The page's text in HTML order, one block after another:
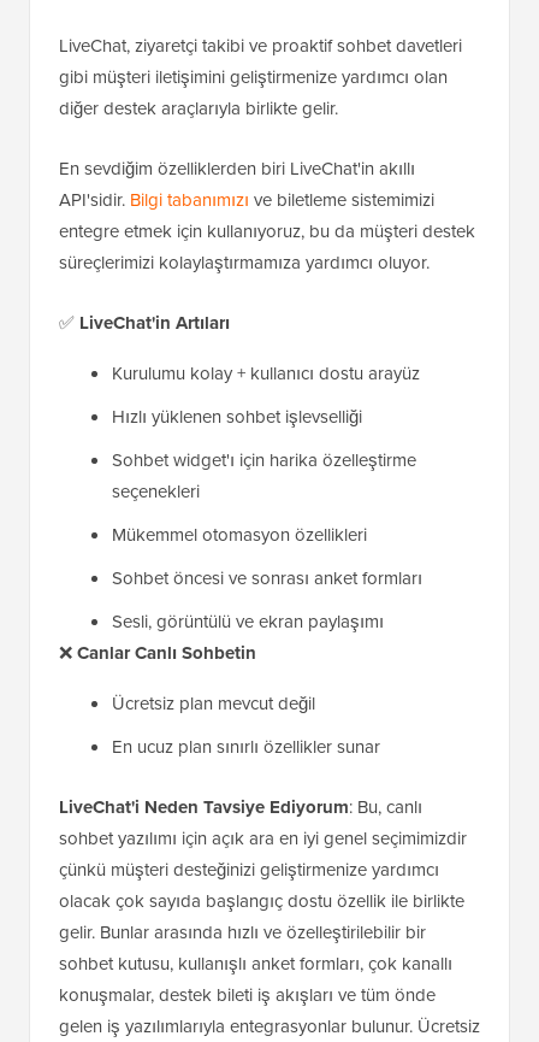
LiveChat, ziyaretçi takibi ve proaktif sohbet davetleri
gibi müşteri iletişimini geliştirmenize yardımcı olan
diğer destek araçlarıyla birlikte gelir.
En sevdiğim özelliklerden biri LiveChat'in akıllı
API'sidir. Bilgi tabanımızı ve biletleme sistemimizi
entegre etmek için kullanıyoruz, bu da müşteri destek
süreçlerimizi kolaylaştırmamıza yardımcı oluyor.
✅ LiveChat'in Artıları
Kurulumu kolay + kullanıcı dostu arayüz
Hızlı yüklenen sohbet işlevselliği
Sohbet widget'ı için harika özelleştirme
seçenekleri
Mükemmel otomasyon özellikleri
Sohbet öncesi ve sonrası anket formları
Sesli, görüntülü ve ekran paylaşımı
❌CanlarCanlı Sohbetin
Ücretsiz plan mevcut değil
En ucuz plan sınırlı özellikler sunar
LiveChat'i Neden Tavsiye Ediyorum: Bu, canlı
sohbet yazılımı için açık ara en iyi genel seçimimizdir
çünkü müşteri desteğinizi geliştirmenize yardımcı
olacak çok sayıda başlangıç dostu özellik ile birlikte
gelir. Bunlar arasında hızlı ve özelleştirilebilir bir
sohbet kutusu, kullanışlı anket formları, çok kanallı
konuşmalar, destek bileti iş akışları ve tüm önde
gelen iş yazılımlarıyla entegrasyonlar bulunur. Ücretsiz